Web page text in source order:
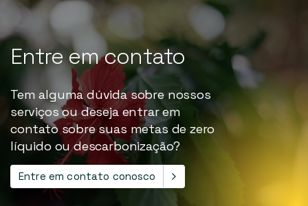
Entre emcontato
Tem alguma dúvida sobre nossos
serviços ou deseja entrar em
contato sobre suas metas de zero
líquido ou descarbonização?
Entre em contato conosco